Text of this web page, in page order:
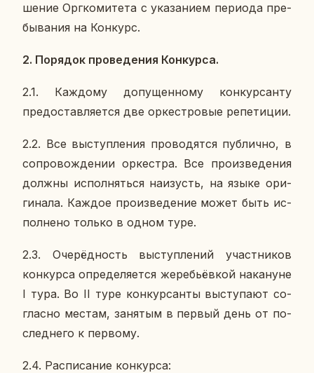
ше­ние Орг­ко­ми­те­та с ука­за­ни­ем пе­ри­о­да пре­
бы­ва­ния на Кон­курс.
2. По­ря­док про­ве­де­ния Кон­кур­са.
2.1. Каж­до­му до­пу­щен­но­му кон­кур­сан­ту
предо­став­ля­ет­ся две ор­кест­ро­вые ре­пе­ти­ции.
2.2. Все вы­ступ­ле­ния про­во­дят­ся пуб­лич­но, в
со­про­вож­де­нии ор­кест­ра. Все про­из­ве­де­ния
должны ис­пол­нять­ся на­изусть, на языке ори­
ги­на­ла. Каждое про­из­ве­де­ние может быть ис­
пол­не­но только в одном туре.
2.3. Оче­рёд­ность вы­ступ­ле­ний участ­ни­ков
кон­кур­са опре­де­ля­ет­ся же­ре­бьёв­кой на­ка­нуне
I тура. Во II туре кон­кур­сан­ты вы­сту­па­ют со­
глас­но местам, за­ня­тым в первый день от по­
след­не­го к пер­во­му.
2.4. Рас­пи­са­ние кон­кур­са: